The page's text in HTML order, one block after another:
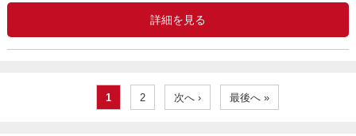
詳細を見る
1 2 次へ › 最後へ »